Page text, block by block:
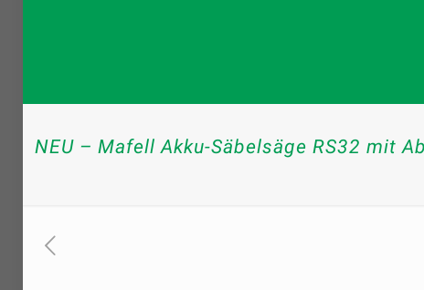
NEU – Mafell Akku-Säbelsäge RS32 mit